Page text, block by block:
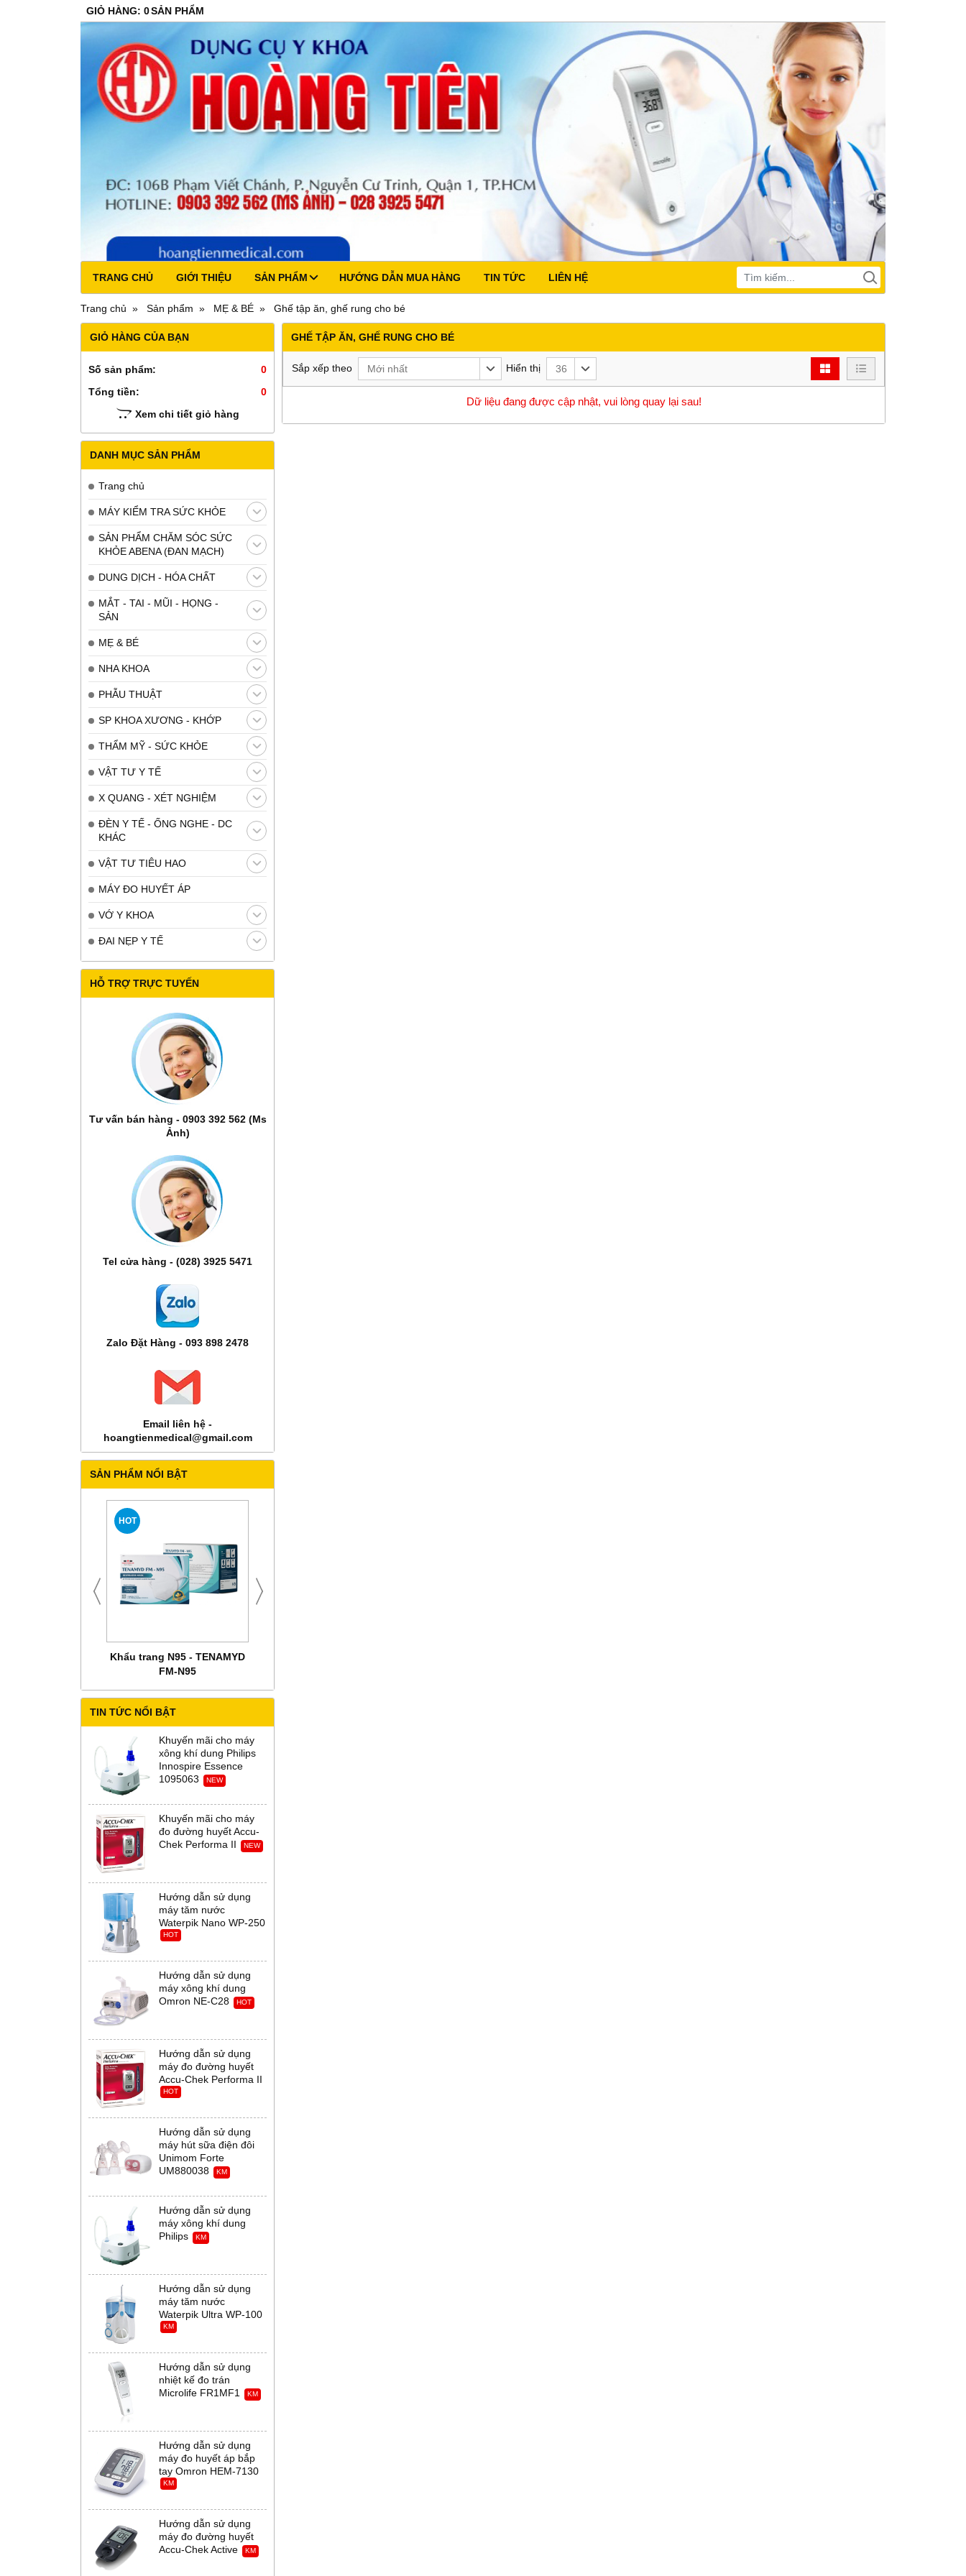
GIỎ HÀNG: 0SẢN PHẨM
TRANG CHỦ GIỚI THIỆU SẢN PHẨM HƯỚNG DẪN MUA HÀNG TIN TỨC LIÊN HỆ
Trang chủ Sản phẩm MẸ & BÉ Ghế tập ăn, ghế rung cho bé
GIỎ HÀNG CỦA BẠN
Số sản phẩm:
0
Tổng tiền:
0
Xem chi tiết giỏ hàng
DANH MỤC SẢN PHẨM
Trang chủ
MÁY KIỂM TRA SỨC KHỎE
SẢN PHẨM CHĂM SÓC SỨC
KHỎE ABENA (ĐAN MẠCH)
DUNG DỊCH - HÓA CHẤT
MẮT - TAI - MŨI - HỌNG -
SẢN
MẸ & BÉ
NHA KHOA
PHẪU THUẬT
SP KHOA XƯƠNG - KHỚP
THẨM MỸ - SỨC KHỎE
VẬT TƯ Y TẾ
X QUANG - XÉT NGHIỆM
ĐÈN Y TẾ - ỐNG NGHE - DC
KHÁC
VẬT TƯ TIÊU HAO
MÁY ĐO HUYẾT ÁP
VỚ Y KHOA
ĐAI NẸP Y TẾ
HỖ TRỢ TRỰC TUYẾN
Tư vấn bán hàng - 0903 392 562 (Ms
Ảnh)
Tel cửa hàng - (028) 3925 5471
Zalo Đặt Hàng - 093 898 2478
Email liên hệ -
hoangtienmedical@gmail.com
SẢN PHẨM NỔI BẬT
HOT
Khẩu trang N95 - TENAMYD
FM-N95
TIN TỨC NỔI BẬT
Khuyến mãi cho máy
xông khí dung Philips
Innospire Essence
1095063
NEW
Khuyến mãi cho máy
đo đường huyết Accu-
Chek Performa II
NEW
Hướng dẫn sử dụng
máy tăm nước
Waterpik Nano WP-250
HOT
Hướng dẫn sử dụng
máy xông khí dung
Omron NE-C28
HOT
Hướng dẫn sử dụng
máy đo đường huyết
Accu-Chek Performa II
HOT
Hướng dẫn sử dụng
máy hút sữa điện đôi
Unimom Forte
UM880038
KM
Hướng dẫn sử dụng
máy xông khí dung
Philips
KM
Hướng dẫn sử dụng
máy tăm nước
Waterpik Ultra WP-100
KM
Hướng dẫn sử dụng
nhiệt kế đo trán
Microlife FR1MF1
KM
Hướng dẫn sử dụng
máy đo huyết áp bắp
tay Omron HEM-7130
KM
Hướng dẫn sử dụng
máy đo đường huyết
Accu-Chek Active
KM
GHẾ TẬP ĂN, GHẾ RUNG CHO BÉ
Sắp xếp theo Mới nhất Hiển thị 36
Dữ liệu đang được cập nhật, vui lòng quay lại sau!